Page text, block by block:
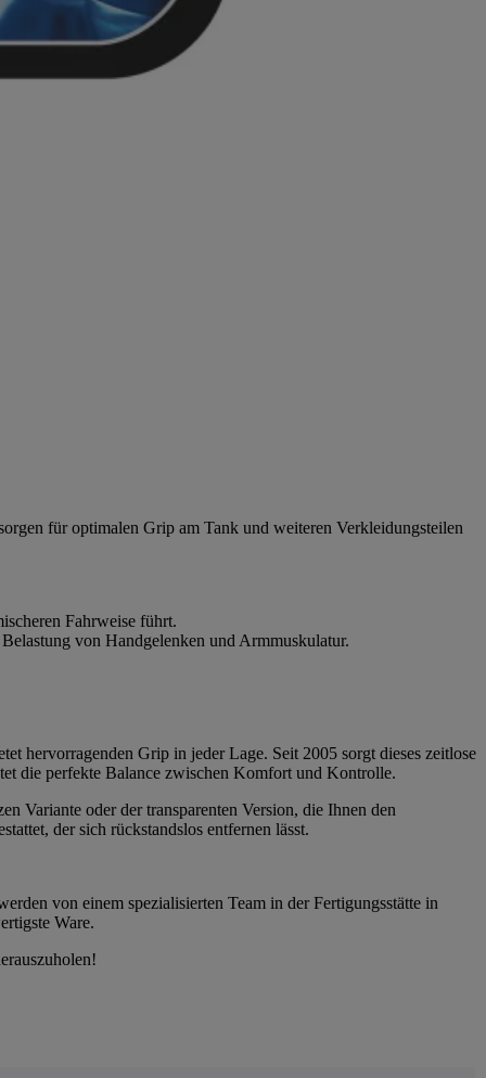
für optimalen Grip am Tank und weiteren Verkleidungsteilen
Fahrweise führt.
von Handgelenken und Armmuskulatur.
hervorragenden Grip in jeder Lage. Seit 2005 sorgt dieses zeitlose
die perfekte Balance zwischen Komfort und Kontrolle.
Variante oder der transparenten Version, die Ihnen den
der sich rückstandslos entfernen lässt.
von einem spezialisierten Team in der Fertigungsstätte in
Ware.